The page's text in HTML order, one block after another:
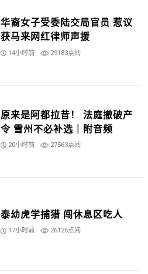
华裔女子受委陆交局官员 惹议
获马来网红律师声援
14小时前 29183点阅
原来是阿都拉昔！ 法庭撤破产
令 雪州不必补选｜附音频
20小时前 27563点阅
泰幼虎学捕猎 闯休息区吃人
17小时前 26126点阅